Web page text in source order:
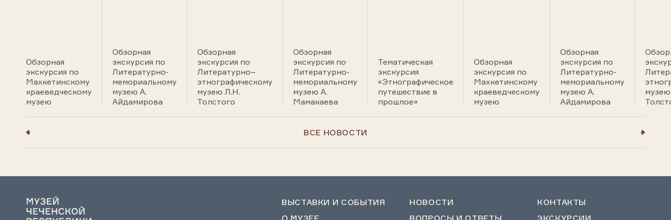
Обзорная
экскурсия по
Махкетинскому
краеведческому
музею
Обзорная
экскурсия по
Литературно-
мемориальному
музею А.
Айдамирова
Обзорная
экскурсия по
Литературно–
этнографическому
музею Л.Н.
Толстого
Обзорная
экскурсия по
Литературно-
мемориальному
музею А.
Мамакаева
Тематическая
экскурсия
«Этнографическое
путешествие в
прошлое»
Обзорная
экскурсия по
Махкетинскому
краеведческому
музею
Обзорная
экскурсия по
Литературно-
мемориальному
музею А.
Айдамирова
ВСЕ НОВОСТИ
ВЫСТАВКИ И СОБЫТИЯ НОВОСТИ
КОНТАКТЫ
О МУЗЕЕ
ВОПРОСЫ И ОТВЕТЫ ЭКСКУРСИИ